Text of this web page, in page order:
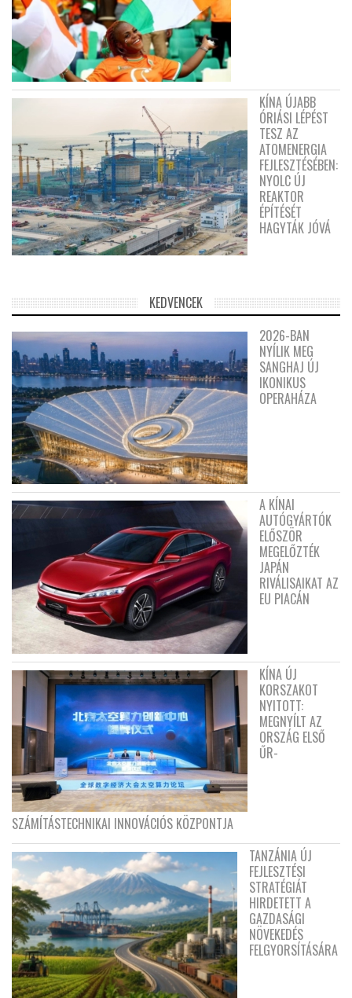
KÍNA ÚJABB
ÓRIÁSI LÉPÉST
TESZ AZ
ATOMENERGIA
FEJLESZTÉSÉBEN:
NYOLC ÚJ
REAKTOR
ÉPÍTÉSÉT
HAGYTÁK JÓVÁ
KEDVENCEK
2026-BAN
NYÍLIK MEG
SANGHAJ ÚJ
IKONIKUS
OPERAHÁZA
A KÍNAI
AUTÓGYÁRTÓK
ELŐSZÖR
MEGELŐZTÉK
JAPÁN
RIVÁLISAIKAT AZ
EU PIACÁN
KÍNA ÚJ
KORSZAKOT
NYITOTT:
MEGNYÍLT AZ
ORSZÁG ELSŐ
ŰR-
SZÁMÍTÁSTECHNIKAI INNOVÁCIÓS KÖZPONTJA
TANZÁNIA ÚJ
FEJLESZTÉSI
STRATÉGIÁT
HIRDETETT A
GAZDASÁGI
NÖVEKEDÉS
FELGYORSÍTÁSÁRA